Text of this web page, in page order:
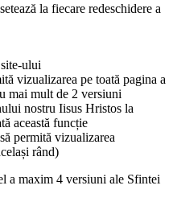
la fiecare redeschidere a
ului
vizualizarea pe toată pagina a
mai mult de 2 versiuni
nostru Iisus Hristos la
această funcție
permită vizualizarea
rând)
a maxim 4 versiuni ale Sfintei